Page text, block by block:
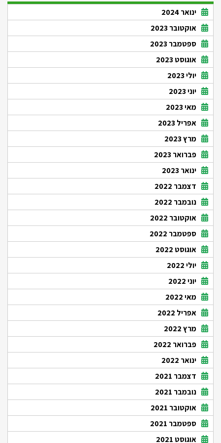
ינואר 2024
אוקטובר 2023
ספטמבר 2023
אוגוסט 2023
יולי 2023
יוני 2023
מאי 2023
אפריל 2023
מרץ 2023
פברואר 2023
ינואר 2023
דצמבר 2022
נובמבר 2022
אוקטובר 2022
ספטמבר 2022
אוגוסט 2022
יולי 2022
יוני 2022
מאי 2022
אפריל 2022
מרץ 2022
פברואר 2022
ינואר 2022
דצמבר 2021
נובמבר 2021
אוקטובר 2021
ספטמבר 2021
אוגוסט 2021